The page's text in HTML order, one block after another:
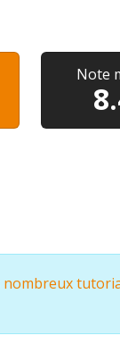
Note
nombreux